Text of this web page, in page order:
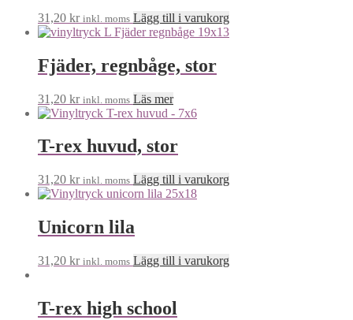
31,20 kr inkl. moms Lägg till i varukorg
Fjäder, regnbåge, stor
31,20 kr inkl. moms Läs mer
T-rex huvud, stor
31,20 kr inkl. moms Lägg till i varukorg
Unicorn lila
31,20 kr inkl. moms Lägg till i varukorg
T-rex high school